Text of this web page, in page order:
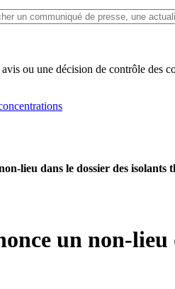
ou une décision de contrôle des
lieu dans le dossier des isolants
un non-lieu